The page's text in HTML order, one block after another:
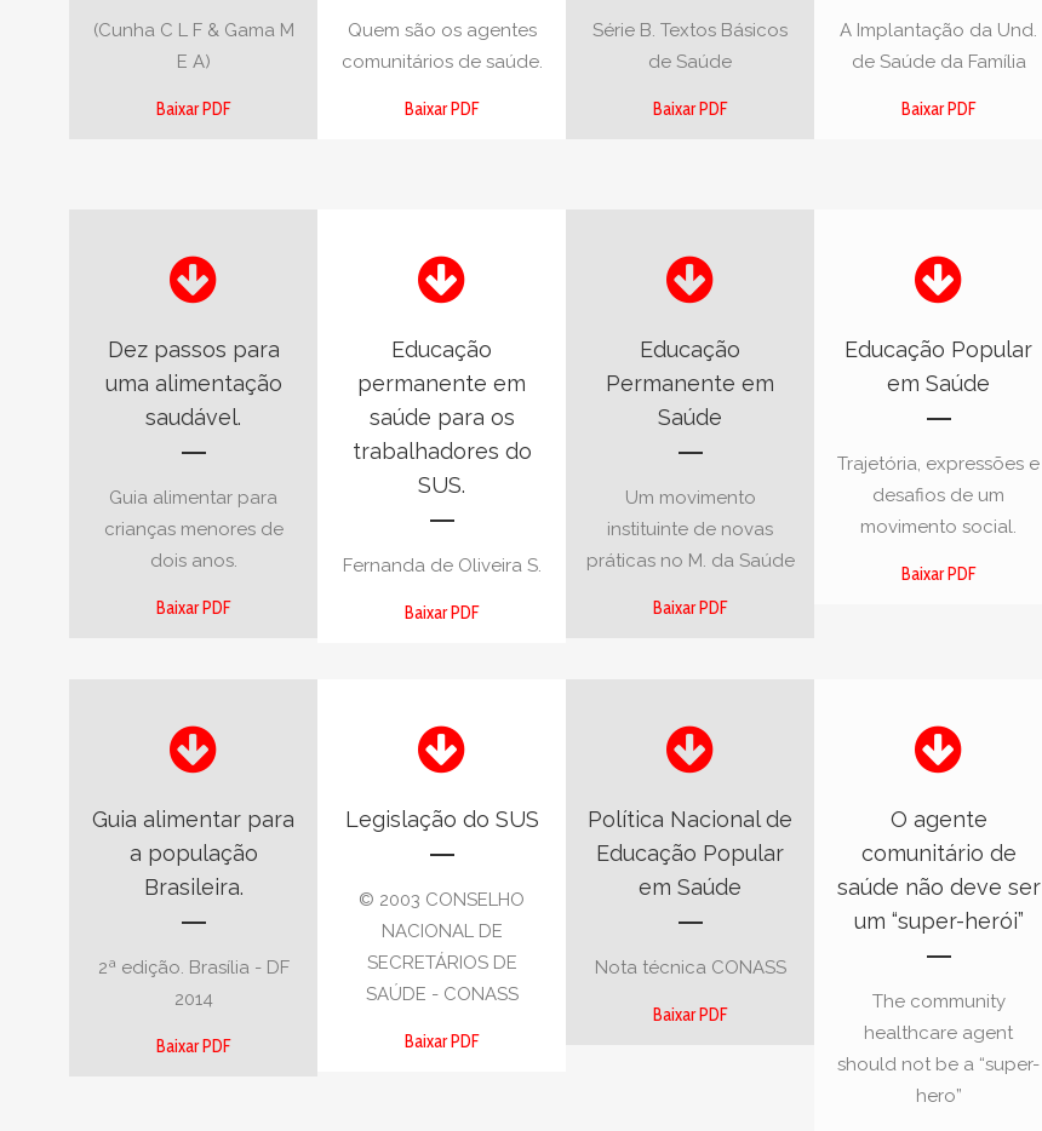
(Cunha C L F & Gama M
E A)
Baixar PDF
Quem são os agentes
comunitários de saúde.
Baixar PDF
Série B. Textos Básicos
de Saúde
Baixar PDF
A Implantação da Und.
de Saúde da Família
Baixar PDF
Dez passos para
uma alimentação
saudável.
Guia alimentar para
crianças menores de
dois anos.
Baixar PDF
Educação
permanente em
saúde para os
trabalhadores do
SUS.
Fernanda de Oliveira S.
Baixar PDF
Educação
Permanente em
Saúde
Um movimento
instituinte de novas
práticas no M. da Saúde
Baixar PDF
Educação Popular
em Saúde
Trajetória, expressões e
desafios de um
movimento social.
Baixar PDF
Guia alimentar para
a população
Brasileira.
2ª edição. Brasília - DF
2014
Baixar PDF
Legislação do SUS
© 2003 CONSELHO
NACIONAL DE
SECRETÁRIOS DE
SAÚDE - CONASS
Baixar PDF
Política Nacional de
Educação Popular
em Saúde
Nota técnica CONASS
Baixar PDF
O agente
comunitário de
saúde não deve ser
um “super-herói”
The community
healthcare agent
should not be a “super-
hero”